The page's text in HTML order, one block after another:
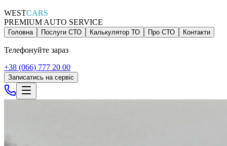
WESTCARS
PREMIUM AUTO SERVICE
Головна Послуги СТО Калькулятор ТО Про СТО Контакти
Телефонуйте зараз
+38 (066) 777 20 00
Записатись на сервіс